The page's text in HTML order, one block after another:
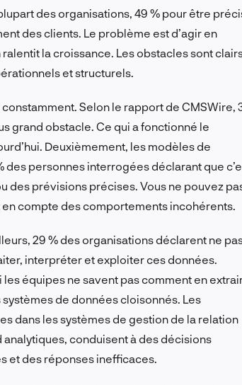
des organisations, 49 % pour être
des clients. Le problème est d’agir en
la croissance. Les obstacles sont
et structurels.
Selon le rapport de CMSWire,
grand obstacle. Ce qui a fonctionné le
Deuxièmement, les modèles de
personnes interrogées déclarant que
des prévisions précises. Vous ne pouvez
compte des comportements incohérents.
29 % des organisations déclarent ne
interpréter et exploiter ces données.
équipes ne savent pas comment en
de données cloisonnés. Les
dans les systèmes de gestion de la relation
conduisent à des décisions
et des réponses inefficaces.